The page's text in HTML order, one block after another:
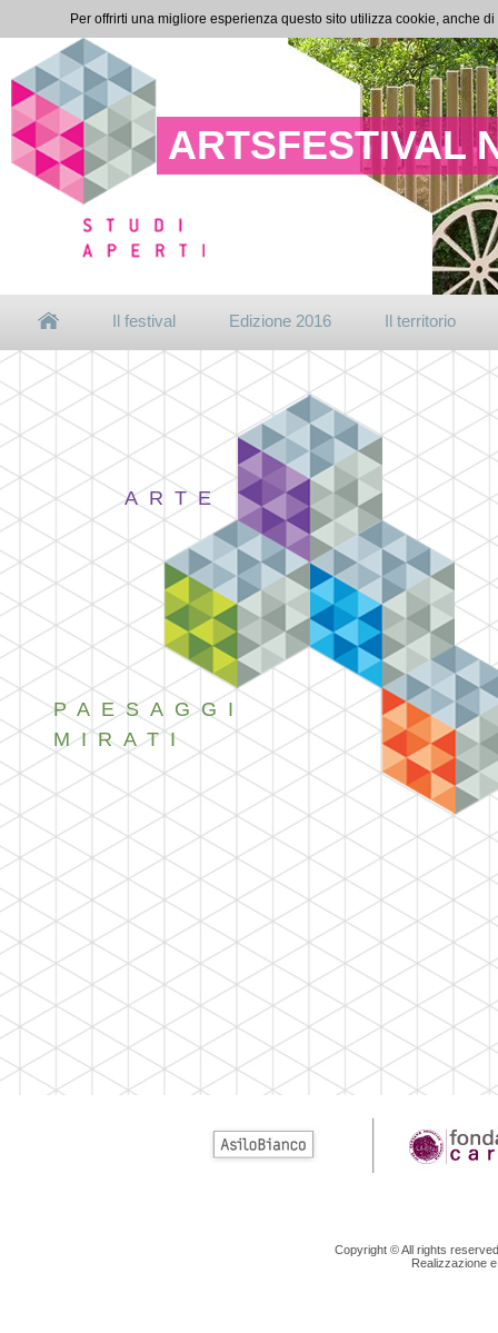
ARTSFESTIVAL
Il festival Edizione 2016 Il territorio
ARTE
PAESAGGI
MIRATI
Per offrirti una migliore esperienza questo sito utilizza cookie, anche
Copyright © All rights
Realizzazione